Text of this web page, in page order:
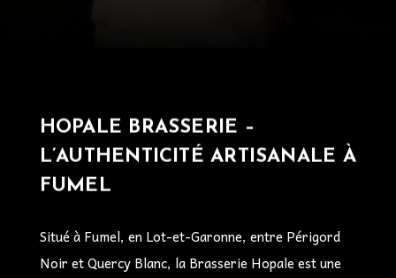
HOPALE BRASSERIE –
L’AUTHENTICITÉ ARTISANALE À
FUMEL
Situé à Fumel, en Lot-et-Garonne, entre Périgord
Noir et Quercy Blanc, la Brasserie Hopale est une